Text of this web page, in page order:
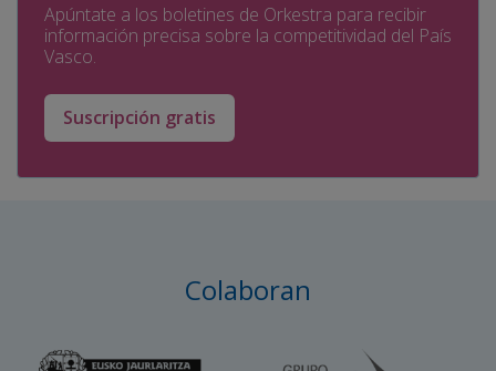
Apúntate a los boletines de Orkestra para recibir
información precisa sobre la competitividad del País
Vasco.
Suscripción gratis
Colaboran